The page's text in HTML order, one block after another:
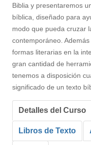
Biblia y presentaremos
bíblica, diseñado para
modo que pueda cruzar
contemporáneo.
formas literarias en la
gran cantidad de
tenemos a disposición
significado de un texto
Detalles del Curso
Libros de Texto